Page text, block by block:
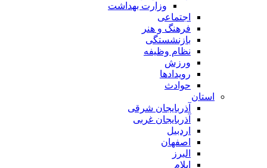
وزارت بهداشت
اجتماعی
فرهنگ و هنر
بازنشستگی
نظام وظیفه
ورزش
رویدادها
حوادث
استان
آذربایجان شرقی
آذربایجان غربی
اردبیل
اصفهان
البرز
ایلام